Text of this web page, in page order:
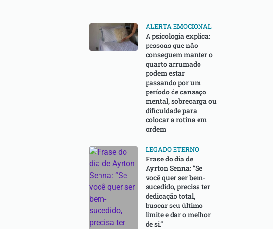
ALERTA EMOCIONAL
A psicologia explica:
pessoas que não
conseguem manter o
quarto arrumado
podem estar
passando por um
período de cansaço
mental, sobrecarga ou
dificuldade para
colocar a rotina em
ordem
LEGADO ETERNO
Frase do dia de
Ayrton Senna: “Se
você quer ser bem-
sucedido, precisa ter
dedicação total,
buscar seu último
limite e dar o melhor
de si.”